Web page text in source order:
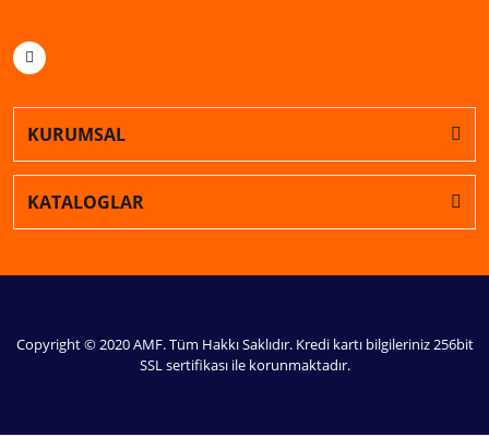
KURUMSAL
KATALOGLAR
Copyright © 2020 AMF. Tüm Hakkı Saklıdır. Kredi kartı bilgileriniz 256bit
SSL sertifikası ile korunmaktadır.